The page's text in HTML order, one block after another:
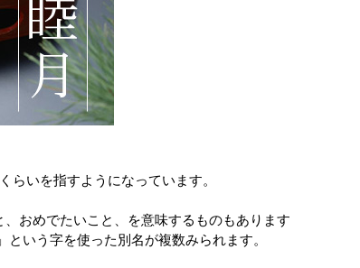
らいを指すようになっています。
おめでたいこと、を意味するものもあります
いう字を使った別名が複数みられます。